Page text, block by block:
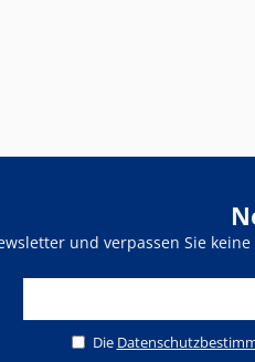
und verpassen Sie
Die